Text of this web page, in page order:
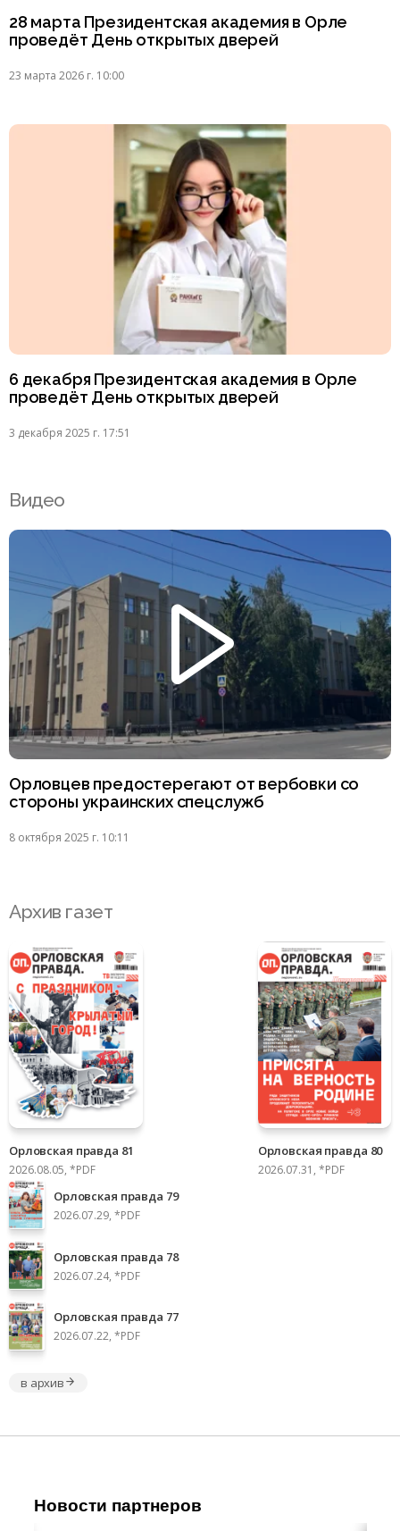
28 марта Президентская академия в Орле
проведёт День открытых дверей
23 марта 2026 г. 10:00
6 декабря Президентская академия в Орле
проведёт День открытых дверей
3 декабря 2025 г. 17:51
Видео
Орловцев предостерегают от вербовки со
стороны украинских спецслужб
8 октября 2025 г. 10:11
Архив газет
Орловская правда 81
2026.08.05, *PDF
Орловская правда 80
2026.07.31, *PDF
Орловская правда 79
2026.07.29, *PDF
Орловская правда 78
2026.07.24, *PDF
Орловская правда 77
2026.07.22, *PDF
в архив
Новости партнеров